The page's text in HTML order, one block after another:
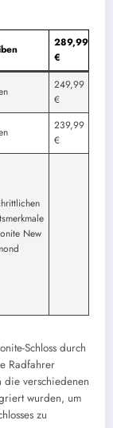
289,99
€
249,99
€
239,99
€
New
Schloss durch
Radfahrer
die verschiedenen
wurden, um
zu